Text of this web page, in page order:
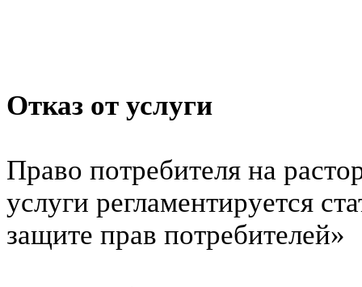
Отказ от услуги
Право потребителя на
услуги регламентируется
защите прав потребителей»